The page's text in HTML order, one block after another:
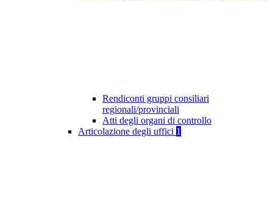
Rendiconti gruppi consiliari
regionali/provinciali
Atti degli organi di controllo
Articolazione degli uffici 1